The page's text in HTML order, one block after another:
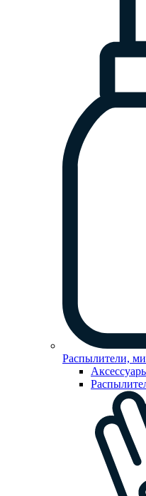
Распылители,